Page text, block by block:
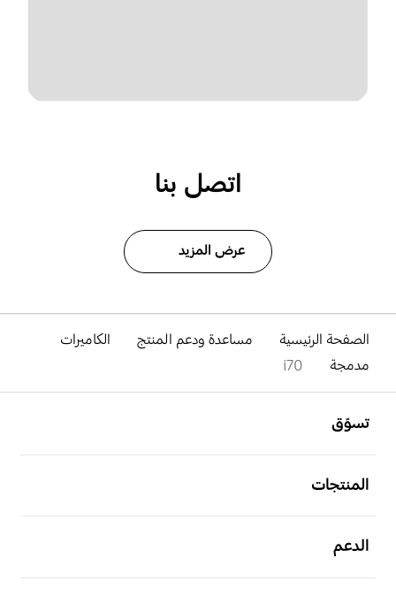
اتصل بنا
عرض المزيد
الصفحة الرئيسية مساعدة ودعم المنتج
الكاميرات
مدمجة
i70
تسوّق
المنتجات
الدعم